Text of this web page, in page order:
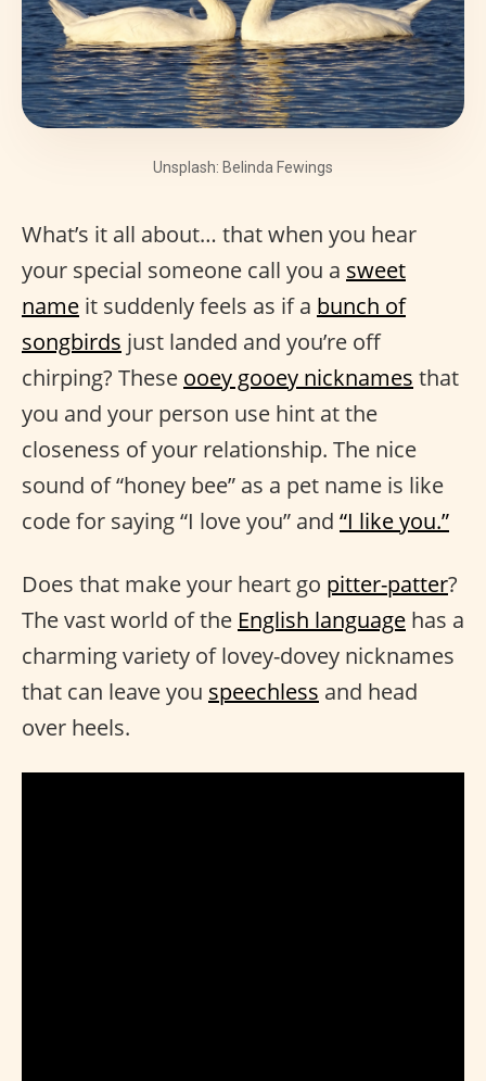
Unsplash: Belinda Fewings
What’s it all about… that when you hear
your special someone call you a sweet
name it suddenly feels as if a bunch of
songbirds just landed and you’re off
chirping? These ooey gooey nicknames that
you and your person use hint at the
closeness of your relationship. The nice
sound of “honey bee” as a pet name is like
code for saying “I love you” and “I like you.”
Does that make your heart go pitter-patter?
The vast world of the English language has a
charming variety of lovey-dovey nicknames
that can leave you speechless and head
over heels.